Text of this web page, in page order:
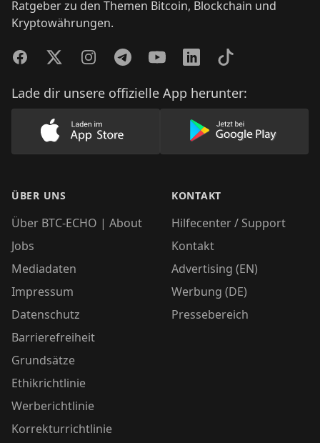
Ratgeber zu den Themen Bitcoin, Blockchain und
Kryptowährungen.
FacebookTwitterInstagramTelegramYouTubeLinkedInTikTok
Lade dir unsere offizielle App herunter:
Lade unsere App im AppStore herunter
Lade unsere
ÜBER UNS
Über BTC-ECHO | About
Jobs
Mediadaten
Impressum
Datenschutz
Barrierefreiheit
Grundsätze
Ethikrichtlinie
Werberichtlinie
Korrekturrichtlinie
KONTAKT
Hilfecenter / Support
Kontakt
Advertising (EN)
Werbung (DE)
Pressebereich